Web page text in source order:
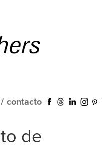
/ contacto
de